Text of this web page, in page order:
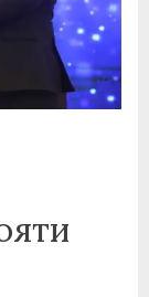
а
н
о
Н